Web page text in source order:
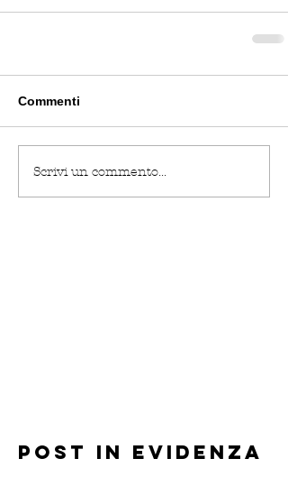
Commenti
Scrivi un commento...
Post in evidenza